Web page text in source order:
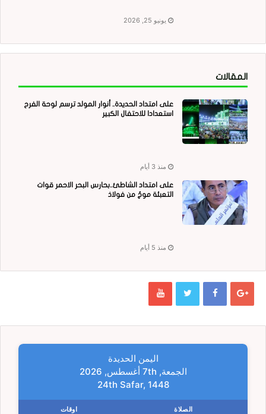
يونيو 25, 2026
المقالات
على امتداد الحديدة.. أنوار المولد ترسم لوحة الفرح
استعدادا للاحتفال الكبير
منذ 3 أيام
على امتداد الشاطئ..بحارس البحر الاحمر قوات
التعبئة موجٌ من فولاذ
منذ 5 أيام
اليمن الحديدة
الجمعة, 7th أغسطس, 2026
24th Safar, 1448
الصلاة اوقات